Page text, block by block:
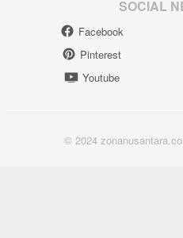
SOCIAL
Facebook
Pinterest
Youtube
© 2024